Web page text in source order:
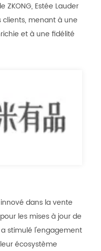
ZKONG, Estée Lauder
menant à une
et à une fidélité
innové dans la vente
les mises à jour de
stimulé l'engagement
écosystème